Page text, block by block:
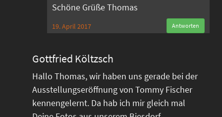
Schöne Grüße Thomas
19. April 2017 Antworten
Gottfried Költzsch
Hallo Thomas, wir haben uns gerade bei der
Ausstellungseröffnung von Tommy Fischer
kennengelernt. Da hab ich mir gleich mal